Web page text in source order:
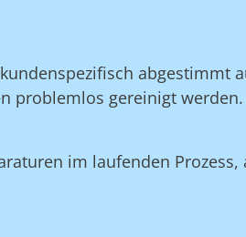
abgestimmt
problemlos gereinigt werden.
im laufenden